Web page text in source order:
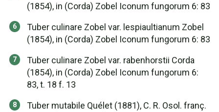
(1854), in (Corda) Zobel Iconum fungorum 6: 83
Tuber culinare Zobel var. lespiaultianum Zobel
(1854), in (Corda) Zobel Iconum fungorum 6: 83
Tuber culinare Zobel var. rabenhorstii Corda
(1854), in (Corda) Zobel Iconum fungorum 6:
83, t. 18 f. 13
Tuber mutabile Quélet (1881), C. R. Osol. franç.